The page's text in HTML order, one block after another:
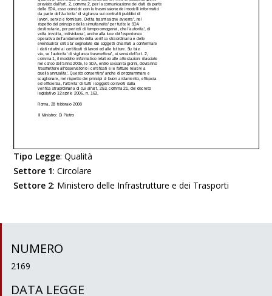
Tipo Legge:Qualità
Settore 1:Circolare
Settore 2: Ministero delle Infrastrutture e dei Trasporti
NUMERO
2169
DATA LEGGE